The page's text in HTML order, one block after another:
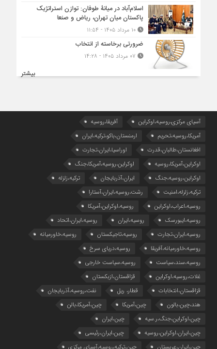
اسلام‌آباد در میانۀ طوفان: توازن استراتژیک
پاکستان میان تهران، ریاض و صنعا
۱۰ مرداد ۱۴۰۵ - ۱۱:۵۴
ضرورتی برخاسته از انتخاب
بیشتر
آسیای مرکزی،روسیه،اوکراین
آفریقا،روسیه
آمریکا،روسیه،تحریم
ارمنستان،باکو،ترکیه،ایران
افغانستان،طالبان،قدرت
اوراسیا،ایران،تجارت
اوکراین،آمریکا،روسیه
اوکراین،روسیه،آمریکا،جنگ
اوکراین،روسیه،جنگ
ایران،آذربایجان
ترکیه،زلزله
ترکیه،زلزله،امنیت
رشت،روسیه،ایران،آستارا
روسیه،اعراب،اوکراین
روسیه،اوکراین،آمریکا
روسیه،ایبورسک
روسیه،ایران
روسیه،ایران،اتحاد
روسیه،ایران،تجارت
روسیه،تاجیکستان
روسیه،خاورمیانه
روسیه،خاورمیانه،آفریقا
روسیه،دریای سرخ
روسیه،سند،سیاست
روسیه،سیاست خارجی
غلات،روسیه،اوکراین
قزاقستان،ازبکستان
قزاقستان،انتخابات
قطار، ریل
نفت،روسیه،آذربایجان
هند،چین،بالون
چین،آمریکا
چین،آمریکا،بالن
چین،اوکراین،جنگ،ر.سیه
چین،ایران
چین،ایران،اوکراین،روسیه
چین،ایران،رئیسی
چین،ایران،عربستان
چین،ترکیه،روسیه،آسیای مرکزی